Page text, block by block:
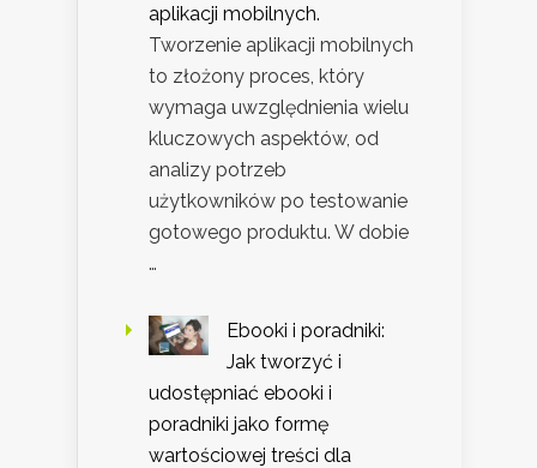
aplikacji mobilnych.
Tworzenie aplikacji mobilnych
to złożony proces, który
wymaga uwzględnienia wielu
kluczowych aspektów, od
analizy potrzeb
użytkowników po testowanie
gotowego produktu. W dobie
…
Ebooki i poradniki:
Jak tworzyć i
udostępniać ebooki i
poradniki jako formę
wartościowej treści dla